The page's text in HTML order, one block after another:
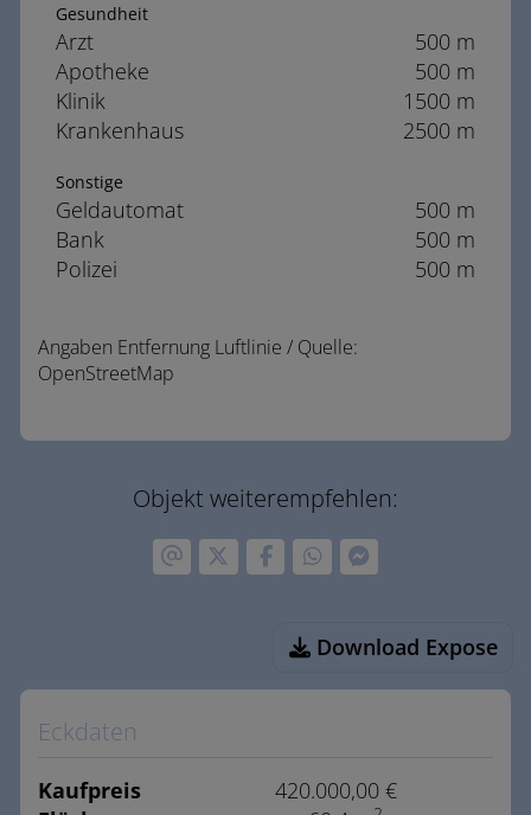
Gesundheit
Arzt
500 m
Apotheke
500 m
Klinik
1500 m
Krankenhaus
2500 m
Sonstige
Geldautomat
500 m
Bank
500 m
Polizei
500 m
Angaben Entfernung Luftlinie / Quelle:
OpenStreetMap
Objekt weiterempfehlen:
Download Expose
Eckdaten
Kaufpreis
420.000,00 €